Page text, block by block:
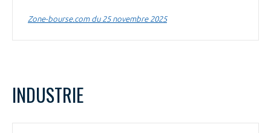
Zone-bourse.com du 25 novembre 2025
INDUSTRIE